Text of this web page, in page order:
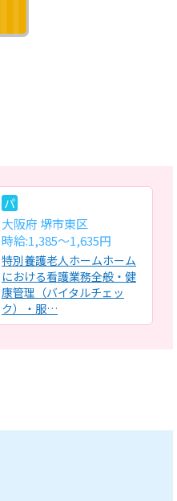
パ
大阪府 堺市東区
時給:1,385～1,635円
特別養護老人ホームホーム
における看護業務全般・健
康管理（バイタルチェッ
ク）・服…